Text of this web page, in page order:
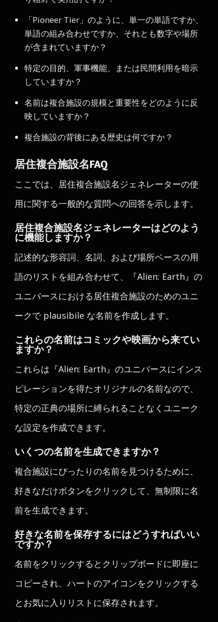
「Pioneer Tier」のように、単一の単語ですか、
単語の組み合わせですか、それとも数字や場所
が含まれていますか？
特定の目的、軍事機能、または民間利用を暗示
していますか？
名前は複合施設の規模と重要性をどのように反
映していますか？
複合施設の背後にある歴史は何ですか？
居住複合施設名FAQ
ここでは、居住複合施設名ジェネレーターの使
用に関する一般的な質問への回答を示します。
居住複合施設名ジェネレーターはどのよう
に機能しますか？
記述的な形容詞、名詞、および場所ベースの用
語のリストを組み合わせて、『Alien: Earth』の
ユニバースにおける居住複合施設のためのユニ
ークで plausibile な名前を作成します。
これらの名前はコミックや映画から来てい
ますか？
これらは『Alien: Earth』のユニバースにインス
ピレーションを得たオリジナルの名前なので、
特定の正典の場所に縛られることなくユニーク
な設定を作成できます。
いくつの名前を生成できますか？
複合施設にぴったりの名前を見つけるために、
好きなだけボタンをクリックして、無制限に名
前を生成できます。
好きな名前を保存するにはどうすればいい
ですか？
名前をクリックするとクリップボードに即座に
コピーされ、ハートのアイコンをクリックする
とお気に入りリストに保存されます。